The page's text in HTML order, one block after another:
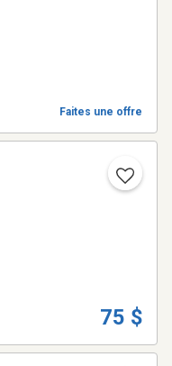
Faites une offre
75 $